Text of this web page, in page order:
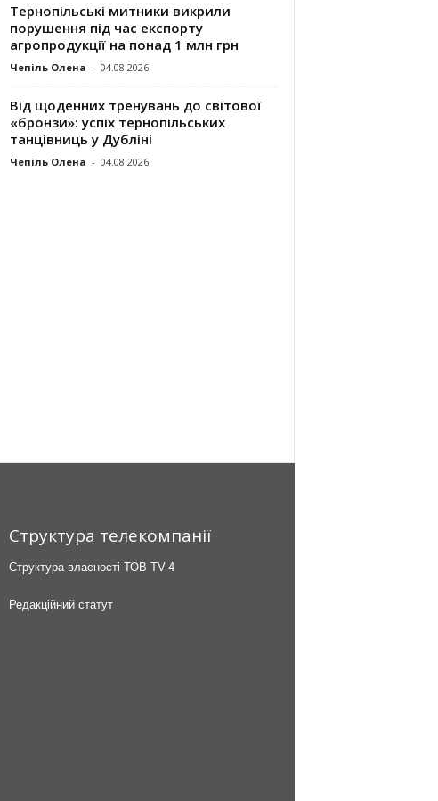
Тернопільські митники викрили
порушення під час експорту
агропродукції на понад 1 млн грн
Чепіль Олена - 04.08.2026
Від щоденних тренувань до світової
«бронзи»: успіх тернопільських
танцівниць у Дубліні
Чепіль Олена - 04.08.2026
Структура телекомпанії
Структура власності ТОВ TV-4
Редакційний статут